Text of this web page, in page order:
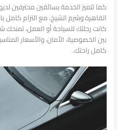
كما تتميز الخدمة بسائقين محترفين
القاهرة وشرم الشيخ، مع التزام كامل
كانت رحلتك للسياحة أو العمل، تمنحك
بين الخصوصية، الأمان، والأسعار
كامل راحتك.